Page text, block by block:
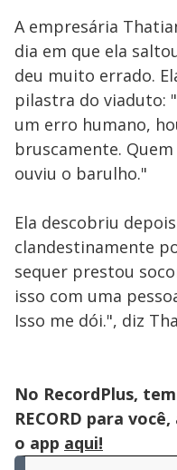
A empresária
dia em que ela
deu muito errado.
pilastra do viaduto:
um erro humano,
bruscamente.
ouviu o barulho."
Ela descobriu
clandestinamente
sequer prestou
isso com uma
Isso me dói.", diz
No RecordPlus,
RECORD para
o app aqui!